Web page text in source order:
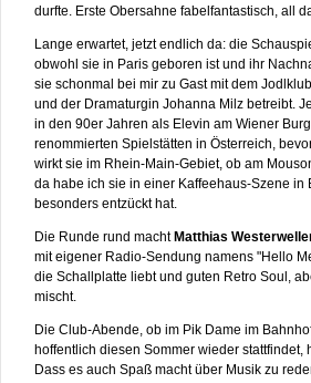
durfte. Erste Obersahne fabelfantastisch, all
Lange erwartet, jetzt endlich da: die
obwohl sie in Paris geboren ist und ihr
sie schonmal bei mir zu Gast mit dem
und der Dramaturgin Johanna Milz betreibt.
in den 90er Jahren als Elevin am Wiener
renommierten Spielstätten in Österreich,
wirkt sie im Rhein-Main-Gebiet, ob am
da habe ich sie in einer Kaffeehaus-Szene
besonders entzückt hat.
Die Runde rund macht Matthias
mit eigener Radio-Sendung namens "Hello
die Schallplatte liebt und guten Retro Soul,
mischt.
Die Club-Abende, ob im Pik Dame im
hoffentlich diesen Sommer wieder
Dass es auch Spaß macht über Musik zu